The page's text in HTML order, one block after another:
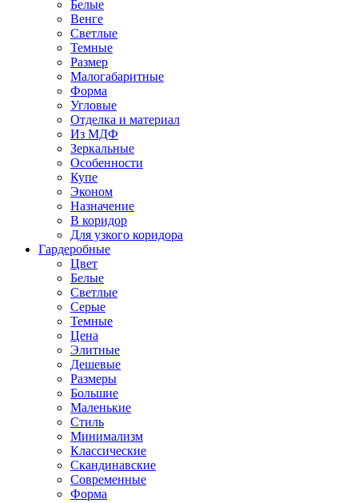
Белые
Венге
Светлые
Темные
Размер
Малогабаритные
Форма
Угловые
Отделка и материал
Из МДФ
Зеркальные
Особенности
Купе
Эконом
Назначение
В коридор
Для узкого коридора
Гардеробные
Цвет
Белые
Светлые
Серые
Темные
Цена
Элитные
Дешевые
Размеры
Большие
Маленькие
Стиль
Минимализм
Классические
Скандинавские
Современные
Форма